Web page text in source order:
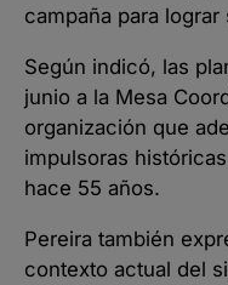
campaña para
Según indicó, las
junio a la Mesa
organización que
impulsoras
hace 55 años.
Pereira también
contexto actual del